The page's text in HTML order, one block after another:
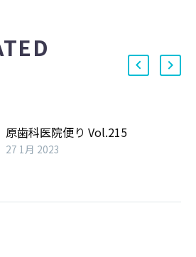
原歯科医院便り Vol.215
27 1月 2023